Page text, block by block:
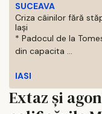
SUCEAVA
Criza câinilor fără
Iași
* Padocul de la
din capacita ...
IASI
Extaz și